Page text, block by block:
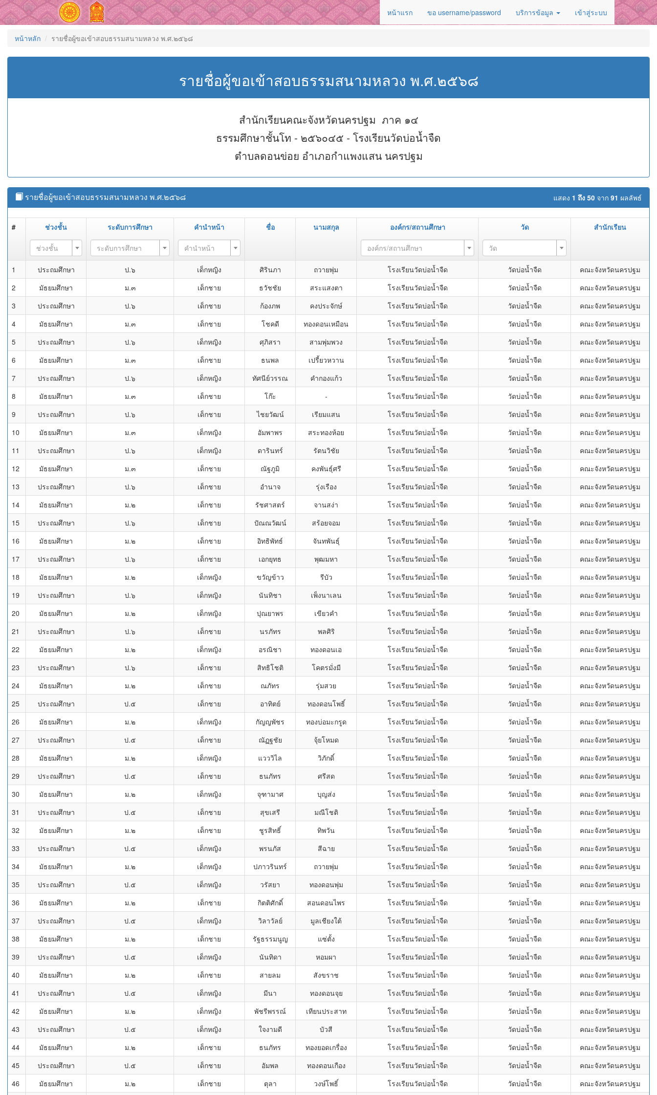
หน้าแรก ขอ username/password บริการข้อมูล เข้าสู่ระบบ
หน้าหลัก รายชื่อผู้ขอเข้าสอบธรรมสนามหลวง พ.ศ.๒๕๖๘
รายชื่อผู้ขอเข้าสอบธรรมสนามหลวง พ.ศ.๒๕๖๘
สำนักเรียนคณะจังหวัดนครปฐม ภาค ๑๔
ธรรมศึกษาชั้นโท - ๒๕๖๐๔๕ - โรงเรียนวัดบ่อน้ำจืด
ตำบลดอนข่อย อำเภอกำแพงแสน นครปฐม
แสดง 1 ถึง 50 จาก 91 ผลลัพธ์
รายชื่อผู้ขอเข้าสอบธรรมสนามหลวง พ.ศ.๒๕๖๘
# ช่วงชั้น ระดับการศึกษา คำนำหน้า ชื่อ นามสกุล องค์กร/สถานศึกษา วัด สำนักเรียน
ช่วงชั้น ระดับการศึกษา คำนำหน้า องค์กร/สถานศึกษา วัด
1 ประถมศึกษา ป.๖ เด็กหญิง ศิรินภา ถวายพุ่ม โรงเรียนวัดบ่อน้ำจืด วัดบ่อน้ำจืด
คณะจังหวัดนครปฐม
2
มัธยมศึกษา ม.๓ เด็กชาย ธวัชชัย สระแสงตา โรงเรียนวัดบ่อน้ำจืด วัดบ่อน้ำจืด
คณะจังหวัดนครปฐม
3
ประถมศึกษา ป.๖ เด็กชาย ก้องภพ คงประจักษ์ โรงเรียนวัดบ่อน้ำจืด วัดบ่อน้ำจืด
คณะจังหวัดนครปฐม
4
มัธยมศึกษา ม.๓ เด็กชาย โชคดี ทองดอนเหมือน โรงเรียนวัดบ่อน้ำจืด วัดบ่อน้ำจืด
คณะจังหวัดนครปฐม
5
ประถมศึกษา ป.๖ เด็กหญิง ศุภิสรา สามพุ่มพวง โรงเรียนวัดบ่อน้ำจืด วัดบ่อน้ำจืด
คณะจังหวัดนครปฐม
6
มัธยมศึกษา ม.๓ เด็กชาย ธนพล เปรี้ยวหวาน โรงเรียนวัดบ่อน้ำจืด วัดบ่อน้ำจืด
คณะจังหวัดนครปฐม
7
ประถมศึกษา ป.๖ เด็กหญิง ทัศนีย์วรรณ คำกองแก้ว โรงเรียนวัดบ่อน้ำจืด วัดบ่อน้ำจืด
คณะจังหวัดนครปฐม
8
มัธยมศึกษา ม.๓ เด็กชาย โก๊ะ - โรงเรียนวัดบ่อน้ำจืด วัดบ่อน้ำจืด
คณะจังหวัดนครปฐม
9
ประถมศึกษา ป.๖ เด็กชาย ไชยวัฒน์ เรียมแสน โรงเรียนวัดบ่อน้ำจืด วัดบ่อน้ำจืด
คณะจังหวัดนครปฐม
10
มัธยมศึกษา ม.๓ เด็กหญิง อัมพาพร สระทองห้อย โรงเรียนวัดบ่อน้ำจืด วัดบ่อน้ำจืด
คณะจังหวัดนครปฐม
11
ประถมศึกษา ป.๖ เด็กหญิง ดารินทร์ รัตนวิชัย โรงเรียนวัดบ่อน้ำจืด วัดบ่อน้ำจืด
คณะจังหวัดนครปฐม
12
มัธยมศึกษา ม.๓ เด็กชาย ณัฐภูมิ คงพันธุ์ศรี โรงเรียนวัดบ่อน้ำจืด วัดบ่อน้ำจืด
คณะจังหวัดนครปฐม
13
ประถมศึกษา ป.๖ เด็กชาย อำนาจ รุ่งเรือง โรงเรียนวัดบ่อน้ำจืด วัดบ่อน้ำจืด
คณะจังหวัดนครปฐม
14
มัธยมศึกษา ม.๒ เด็กชาย รัชศาสตร์ จานสง่า โรงเรียนวัดบ่อน้ำจืด วัดบ่อน้ำจืด
คณะจังหวัดนครปฐม
15
ประถมศึกษา ป.๖ เด็กชาย ปัณณวัฒน์ สร้อยจอม โรงเรียนวัดบ่อน้ำจืด วัดบ่อน้ำจืด
คณะจังหวัดนครปฐม
16
มัธยมศึกษา ม.๒ เด็กชาย อิทธิพัทธ์ จันทพันธุ์ โรงเรียนวัดบ่อน้ำจืด วัดบ่อน้ำจืด
คณะจังหวัดนครปฐม
17
ประถมศึกษา ป.๖ เด็กชาย เอกยุทธ พุฒมหา โรงเรียนวัดบ่อน้ำจืด วัดบ่อน้ำจืด
คณะจังหวัดนครปฐม
18
มัธยมศึกษา ม.๒ เด็กหญิง ขวัญข้าว รีบัว โรงเรียนวัดบ่อน้ำจืด วัดบ่อน้ำจืด
คณะจังหวัดนครปฐม
19
ประถมศึกษา ป.๖ เด็กหญิง นันทิชา เพ็งนาเลน โรงเรียนวัดบ่อน้ำจืด วัดบ่อน้ำจืด
คณะจังหวัดนครปฐม
20
มัธยมศึกษา ม.๒ เด็กหญิง ปุณยาพร เขียวคำ โรงเรียนวัดบ่อน้ำจืด วัดบ่อน้ำจืด
คณะจังหวัดนครปฐม
21
ประถมศึกษา ป.๖ เด็กชาย นรภัทร พลศิริ โรงเรียนวัดบ่อน้ำจืด วัดบ่อน้ำจืด
คณะจังหวัดนครปฐม
22
มัธยมศึกษา ม.๒ เด็กหญิง อรณิชา ทองดอนเอ โรงเรียนวัดบ่อน้ำจืด วัดบ่อน้ำจืด
คณะจังหวัดนครปฐม
23
ประถมศึกษา ป.๖ เด็กชาย สิทธิโชติ โคตรมั่งมี โรงเรียนวัดบ่อน้ำจืด วัดบ่อน้ำจืด
คณะจังหวัดนครปฐม
24
มัธยมศึกษา ม.๒ เด็กชาย ณภัทร รุ่มสวย โรงเรียนวัดบ่อน้ำจืด วัดบ่อน้ำจืด
คณะจังหวัดนครปฐม
25
ประถมศึกษา ป.๕ เด็กชาย อาทิตย์ ทองดอนโพธิ์ โรงเรียนวัดบ่อน้ำจืด วัดบ่อน้ำจืด
คณะจังหวัดนครปฐม
26
มัธยมศึกษา ม.๒ เด็กหญิง กัญญพัชร ทองบ่อมะกรูด โรงเรียนวัดบ่อน้ำจืด วัดบ่อน้ำจืด
คณะจังหวัดนครปฐม
27
ประถมศึกษา ป.๕ เด็กชาย ณัฏฐชัย จุ้ยโหมด โรงเรียนวัดบ่อน้ำจืด วัดบ่อน้ำจืด
คณะจังหวัดนครปฐม
28
มัธยมศึกษา ม.๒ เด็กหญิง แวววิไล วิภักดิ์ โรงเรียนวัดบ่อน้ำจืด วัดบ่อน้ำจืด
คณะจังหวัดนครปฐม
29
ประถมศึกษา ป.๕ เด็กชาย ธนภัทร ศรีสด โรงเรียนวัดบ่อน้ำจืด วัดบ่อน้ำจืด
คณะจังหวัดนครปฐม
30
มัธยมศึกษา ม.๒ เด็กหญิง จุฑามาศ บุญส่ง โรงเรียนวัดบ่อน้ำจืด วัดบ่อน้ำจืด
คณะจังหวัดนครปฐม
31
ประถมศึกษา ป.๕ เด็กชาย สุขเสรี มณีโชติ โรงเรียนวัดบ่อน้ำจืด วัดบ่อน้ำจืด
คณะจังหวัดนครปฐม
32
มัธยมศึกษา ม.๒ เด็กชาย ชูรสิทธิ์ ทิพวัน โรงเรียนวัดบ่อน้ำจืด วัดบ่อน้ำจืด
คณะจังหวัดนครปฐม
33
ประถมศึกษา ป.๕ เด็กหญิง พรนภัส สีฉาย โรงเรียนวัดบ่อน้ำจืด วัดบ่อน้ำจืด
คณะจังหวัดนครปฐม
34
มัธยมศึกษา ม.๒ เด็กหญิง ปภาวรินทร์ ถวายพุ่ม โรงเรียนวัดบ่อน้ำจืด วัดบ่อน้ำจืด
คณะจังหวัดนครปฐม
35
ประถมศึกษา ป.๕ เด็กหญิง วรัสยา ทองดอนพุ่ม โรงเรียนวัดบ่อน้ำจืด วัดบ่อน้ำจืด
คณะจังหวัดนครปฐม
36
มัธยมศึกษา ม.๒ เด็กชาย กิตติศักดิ์ สอนดอนไพร โรงเรียนวัดบ่อน้ำจืด วัดบ่อน้ำจืด
คณะจังหวัดนครปฐม
37
ประถมศึกษา ป.๕ เด็กหญิง วิลาวัลย์ มูลเชียงใต้ โรงเรียนวัดบ่อน้ำจืด วัดบ่อน้ำจืด
คณะจังหวัดนครปฐม
38
มัธยมศึกษา ม.๒ เด็กชาย รัฐธรรมนูญ แซ่ตั้ง โรงเรียนวัดบ่อน้ำจืด วัดบ่อน้ำจืด
คณะจังหวัดนครปฐม
39
ประถมศึกษา ป.๕ เด็กหญิง นันทิดา หอมผา โรงเรียนวัดบ่อน้ำจืด วัดบ่อน้ำจืด
คณะจังหวัดนครปฐม
40
มัธยมศึกษา ม.๒ เด็กชาย สายลม สังขราช โรงเรียนวัดบ่อน้ำจืด วัดบ่อน้ำจืด
คณะจังหวัดนครปฐม
41
ประถมศึกษา ป.๕ เด็กหญิง มีนา ทองดอนจุย โรงเรียนวัดบ่อน้ำจืด วัดบ่อน้ำจืด
คณะจังหวัดนครปฐม
42
มัธยมศึกษา ม.๒ เด็กหญิง พัชรีพรรณ์ เทียนประสาท โรงเรียนวัดบ่อน้ำจืด วัดบ่อน้ำจืด
คณะจังหวัดนครปฐม
43
ประถมศึกษา ป.๕ เด็กหญิง ใจงามดี บัวสี โรงเรียนวัดบ่อน้ำจืด วัดบ่อน้ำจืด
คณะจังหวัดนครปฐม
44
มัธยมศึกษา ม.๒ เด็กชาย ธนภัทร ทองยอดเกรื่อง โรงเรียนวัดบ่อน้ำจืด วัดบ่อน้ำจืด
คณะจังหวัดนครปฐม
45
ประถมศึกษา ป.๕ เด็กชาย อัมพล ทองดอนเกือง โรงเรียนวัดบ่อน้ำจืด วัดบ่อน้ำจืด
คณะจังหวัดนครปฐม
46
มัธยมศึกษา ม.๒ เด็กชาย ตุลา วงษ์โพธิ์ โรงเรียนวัดบ่อน้ำจืด วัดบ่อน้ำจืด คณะจังหวัดนครปฐม